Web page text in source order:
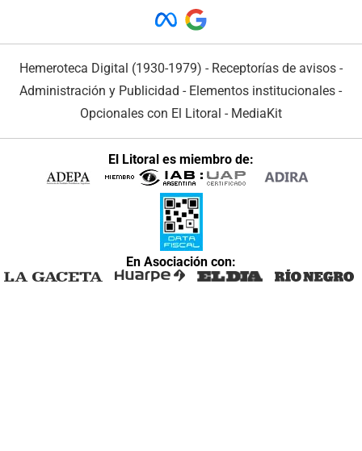
Hemeroteca Digital (1930-1979) - Receptorías de avisos -
Administración y Publicidad - Elementos institucionales -
Opcionales con El Litoral - MediaKit
El Litoral es miembro de:
En Asociación con: